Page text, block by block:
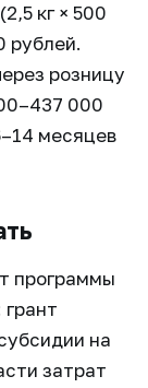
кг × 500
рублей.
розницу
000
месяцев
программы
на
затрат